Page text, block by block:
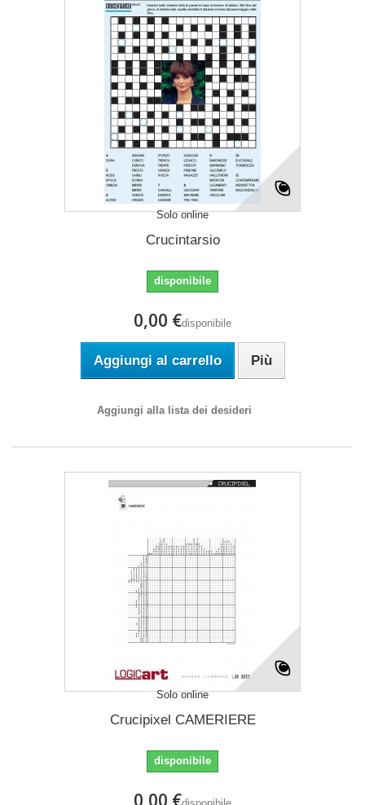
Solo online
Crucintarsio
disponibile
0,00 €disponibile
Aggiungi al carrello Più
Aggiungi alla lista dei desideri
Solo online
Crucipixel CAMERIERE
disponibile
0,00 €